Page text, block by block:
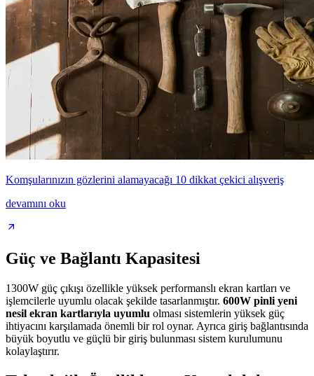
Komşularınızın gözlerini alamayacağı 10 dikkat çekici alışveriş
devamını oku
Güç ve Bağlantı Kapasitesi
1300W güç çıkışı özellikle yüksek performanslı ekran kartları ve
işlemcilerle uyumlu olacak şekilde tasarlanmıştır. 600W pinli yeni
nesil ekran kartlarıyla uyumlu olması sistemlerin yüksek güç
ihtiyacını karşılamada önemli bir rol oynar. Ayrıca giriş bağlantısında
büyük boyutlu ve güçlü bir giriş bulunması sistem kurulumunu
kolaylaştırır.